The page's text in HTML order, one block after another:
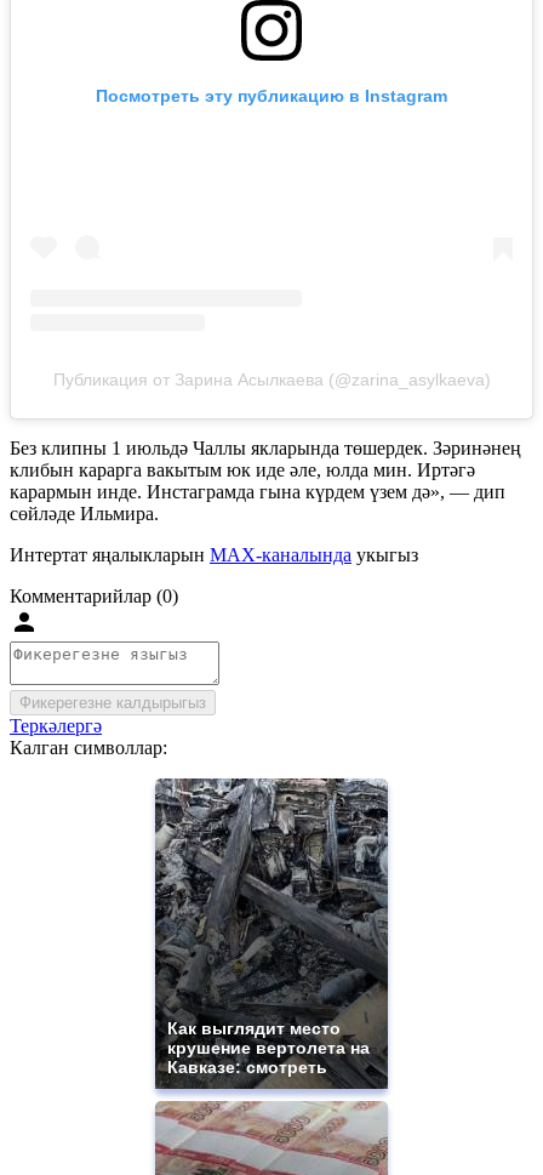
Посмотреть эту публикацию в Instagram
Публикация от Зарина Асылкаева (@zarina_asylkaeva)
Без клипны 1 июльдә Чаллы якларында төшердек. Зәринәнең
клибын карарга вакытым юк иде әле, юлда мин. Иртәгә
карармын инде. Инстаграмда гына күрдем үзем дә», — дип
сөйләде Ильмира.
Интертат яңалыкларын MAX-каналында укыгыз
Комментарийлар (0)
Фикерегезне калдырыгыз
Теркәлергә
Калган символлар:
Как выглядит место
крушение вертолета на
Кавказе: смотреть